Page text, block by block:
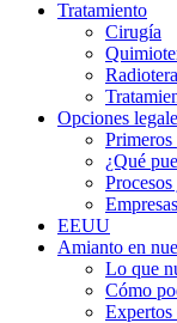
Tratamiento
Cirugía
Opciones
Primeros
¿Qué
EEUU
Amianto en
Lo que
Cómo
Expertos